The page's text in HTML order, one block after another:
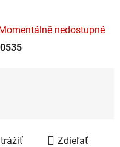
nedostupné
0535
Zdieľať